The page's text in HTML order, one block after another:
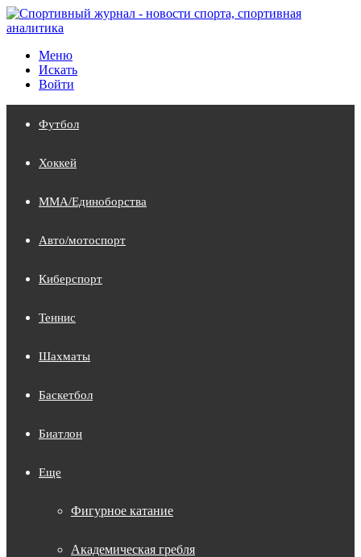
Меню
Искать
Войти
Футбол
Хоккей
MMA/Единоборства
Авто/мотоспорт
Киберспорт
Теннис
Шахматы
Баскетбол
Биатлон
Еще
Фигурное катание
Академическая гребля